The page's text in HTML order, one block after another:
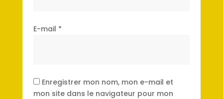
E-mail *
Enregistrer mon nom, mon e-mail et
mon site dans le navigateur pour mon